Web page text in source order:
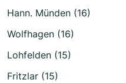
Hann. Münden (16)
Wolfhagen (16)
Lohfelden (15)
Fritzlar (15)